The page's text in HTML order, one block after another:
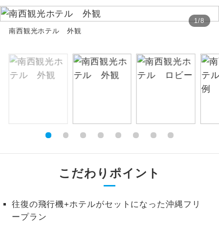
1/8
南西観光ホテル 外観
こだわりポイント
往復の飛行機+ホテルがセットになった沖縄フリ
ープラン
絶景スポットに立ち寄るコースです。
温泉
露天風呂
ご宿泊ホテルに露天風呂が付いていま
す。
ご宿泊ホテルに大浴場が付いています。
全食事付き
事の心配はいりません。（機内食を除
く）
お部屋にてゆっくりとお召し上がりいた
周りの音を気にせず、ガイドさんの説明
ります。
お申し込みの最後にクレジットカード決済を
していただき、決済手続き完了をもちまし
ご予約方法について